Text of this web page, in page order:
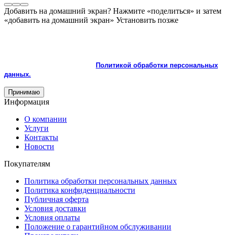
Добавить на домашний экран? Нажмите «поделиться» и затем
«добавить на домашний экран» Установить позже
Политикой обработки персональных
данных.
Принимаю
Информация
О компании
Услуги
Контакты
Новости
Покупателям
Политика обработки персональных данных
Политика конфиденциальности
Публичная оферта
Условия доставки
Условия оплаты
Положение о гарантийном обслуживании